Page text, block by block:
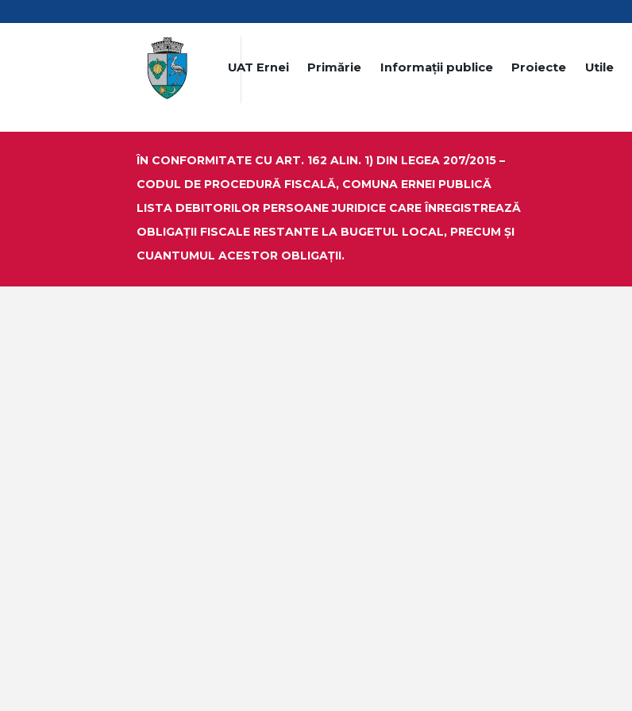
UAT Ernei Primărie Informații publice Proiecte Utile
ÎN CONFORMITATE CU ART. 162 ALIN. 1) DIN LEGEA 207/2015 –
CODUL DE PROCEDURĂ FISCALĂ, COMUNA ERNEI PUBLICĂ
LISTA DEBITORILOR PERSOANE JURIDICE CARE ÎNREGISTREAZĂ
OBLIGAŢII FISCALE RESTANTE LA BUGETUL LOCAL, PRECUM ȘI
CUANTUMUL ACESTOR OBLIGAȚII.